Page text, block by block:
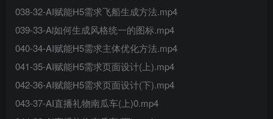
038-32-AI赋能H5需求飞船生成方法.mp4
039-33-Al如何生成风格统一的图标.mp4
040-34-AI赋能H5需求主体优化方法.mp4
041-35-AI赋能H5需求页面设计(上).mp4
042-36-AI赋能H5需求页面设计(下).mp4
043-37-AI直播礼物南瓜车(上)0.mp4